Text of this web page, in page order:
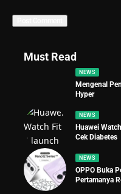
Must Read
NEWS
Mengenal
Hyper
NEWS
Huawei
Cek Diabetes
NEWS
OPPO Buka
Pertamanya